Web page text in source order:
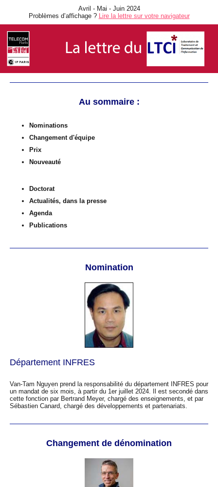
Avril - Mai - Juin 2024
Problèmes d’affichage ? Lire la lettre sur votre navigateur
Au sommaire :
Nominations
Changement d'équipe
Prix
Nouveauté
Doctorat
Actualités, dans la presse
Agenda
Publications
Nomination
Département INFRES
Van-Tam Nguyen prend la responsabilité du département INFRES pour
un mandat de six mois, à partir du 1er juillet 2024. Il est secondé dans
cette fonction par Bertrand Meyer, chargé des enseignements, et par
Sébastien Canard, chargé des développements et partenariats.
Changement de dénomination